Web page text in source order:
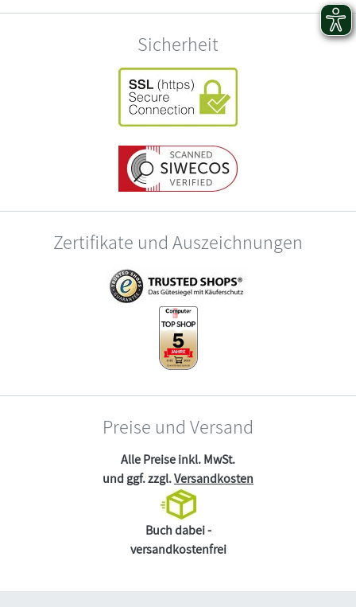
Sicherheit
Zertifikate und Auszeichnungen
Preise und Versand
Alle Preise inkl. MwSt.
und ggf. zzgl.Versandkosten
Buch dabei -
versandkostenfrei